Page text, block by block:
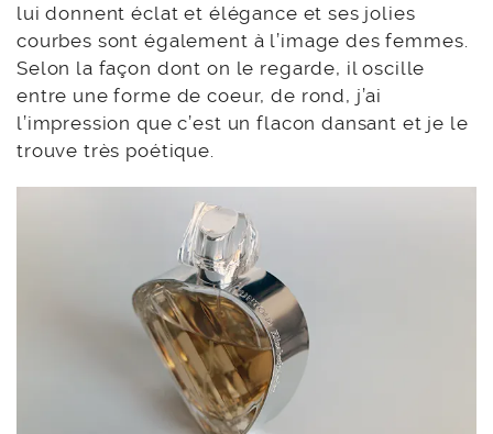
lui donnent éclat et élégance et ses jolies
courbes sont également à l’image des femmes.
Selon la façon dont on le regarde, il oscille
entre une forme de coeur, de rond, j’ai
l’impression que c’est un flacon dansant et je le
trouve très poétique.